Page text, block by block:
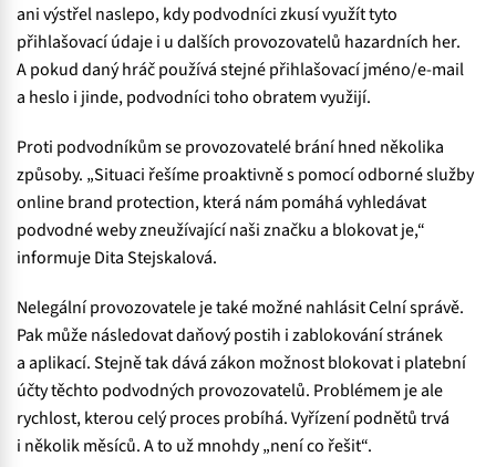
ani výstřel naslepo, kdy podvodníci zkusí využít tyto
přihlašovací údaje i u dalších provozovatelů hazardních her.
A pokud daný hráč používá stejné přihlašovací jméno/e-mail
a heslo i jinde, podvodníci toho obratem využijí.
Proti podvodníkům se provozovatelé brání hned několika
způsoby. „Situaci řešíme proaktivně s pomocí odborné služby
online brand protection, která nám pomáhá vyhledávat
podvodné weby zneužívající naši značku a blokovat je,“
informuje Dita Stejskalová.
Nelegální provozovatele je také možné nahlásit Celní správě.
Pak může následovat daňový postih i zablokování stránek
a aplikací. Stejně tak dává zákon možnost blokovat i platební
účty těchto podvodných provozovatelů. Problémem je ale
rychlost, kterou celý proces probíhá. Vyřízení podnětů trvá
i několik měsíců. A to už mnohdy „není co řešit“.